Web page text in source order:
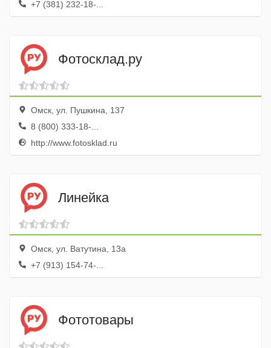
+7 (381) 232-18-...
Фотосклад.ру
Омск, ул. Пушкина, 137
8 (800) 333-18-...
http://www.fotosklad.ru
Линейка
Омск, ул. Ватутина, 13а
+7 (913) 154-74-...
Фототовары